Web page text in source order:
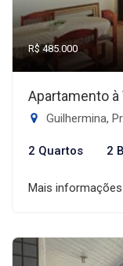
R$ 485.000
Apartamento à
Guilhermina,
2 Quartos 2
Mais informações